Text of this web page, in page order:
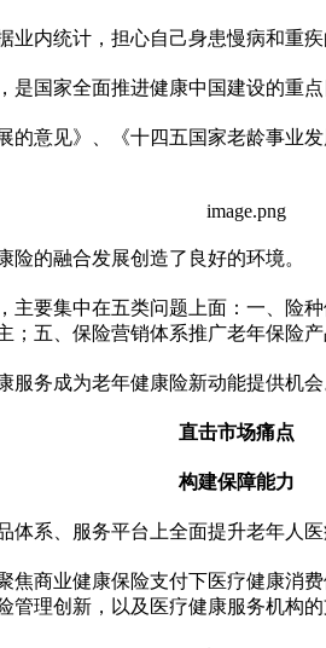
内统计，担心自己身患慢病和重
是国家全⾯推进健康中国建设的重点
的意见》、《十四五国家老龄事业
的融合发展创造了良好的环境。
要集中在五类问题上面：一、险
五、保险营销体系推广老年保险产
务成为老年健康险新动能提供机会
直击市场痛点
构建保障能力
体系、服务平台上全面提升老年人
商业健康保险支付下医疗健康消
理创新，以及医疗健康服务机构的